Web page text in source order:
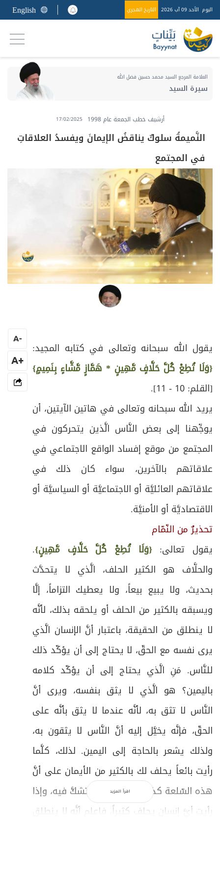
اليوم الأحد 09 آب 2026 التاريخ الهجري English
العلامة المرجع السيد محمد حسين فضل الله
سيرة السيد
أرشيف خطب الجمعة عام 1998 17/02/2025
النَّميمةُ سلوكٌ يناقضُ الإيمانَ ويفسدُ العلاقاتِ
في المجتمع
يقول الله سبحانه وتعالى في كتابه المجيد:
{وَلَا تُطِعْ كُلَّ حَلَّافٍ مَّهِينٍ * هَمَّازٍ مَّشَّاءٍ بِنَمِيمٍ}
[القلم: 10 - 11].
يريد الله سبحانه وتعالى في هاتين الآيتين، أن
يوجِّهنا إلى بعض النَّاس الَّذين يتحركون في
المجتمع من موقع إفساد الواقع الاجتماعي في
علاقاتهم بالآخرين، سواء كان ذلك في
علاقاتهم العائليَّة أو الاجتماعيَّة أو السياسيَّة أو
الاقتصاديَّة أو الأمنيَّة.
تحذيرٌ من النّمّام
يقول تعالى:{وَلَا تُطِعْ كُلَّ حَلَّافٍ مَّهِينٍ}.
والحلَّاف هو الكثير الحلف، الَّذي لا يتحدَّث
بحديث، ولا يبيع بيعاً، ولا يعطيك التزاماً، إلَّا
ويسبقه بالكثير من الحلف أو يلحقه بذلك، لأنَّه
لا ينطلق من الحقيقة، باعتبار أنَّ الإنسان الَّذي
يرى نفسه مع الحقّ، لا يحتاج إلى أن يؤكّد ذلك
للنَّاس. مَنِ الَّذي يحتاج إلى أن يؤكّد كلامه
باليمين؟ هو الَّذي لا يثق بنفسه، ويرى أنَّ
النَّاس لا تثق به، لأنَّه عندما لا يثق بأنَّه على
الحقّ، فإنَّه يخيَّل إليه أنَّ النَّاس لا يثقون به،
ولذلك يشعر بالحاجة إلى اليمين. لذلك، كلَّما
رأيت بائعاً يحلف لك بالكثير من الأيمان على أنَّ
هذه السّلعة كذا وكذا، عليك أن تشكَّ فيه، وإذا
رأيت أيَّ إنسان يحلف كثيراً، فاعلم أنَّه لا ينطلق
اقرأ المزيد
-
A
+A